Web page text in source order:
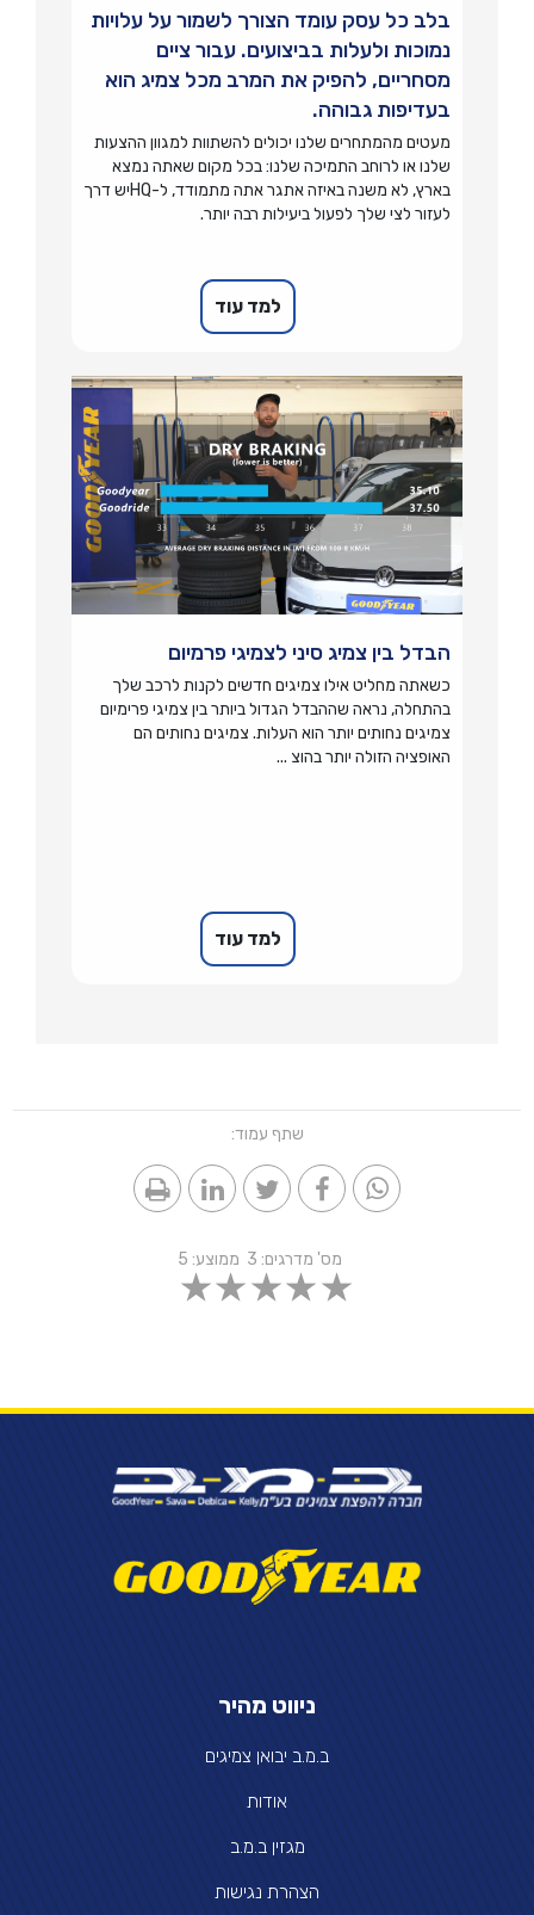
בלב כל עסק עומד הצורך לשמור על עלויות
נמוכות ולעלות בביצועים. עבור ציים
מסחריים, להפיק את המרב מכל צמיג הוא
בעדיפות גבוהה.
מעטים מהמתחרים שלנו יכולים להשתוות למגוון ההצעות
שלנו או לרוחב התמיכה שלנו: בכל מקום שאתה נמצא
בארץ, לא משנה באיזה אתגר אתה מתמודד, ל-HQיש דרך
לעזור לצי שלך לפעול ביעילות רבה יותר.
למד עוד
הבדל בין צמיג סיני לצמיגי פרמיום
כשאתה מחליט אילו צמיגים חדשים לקנות לרכב שלך
בהתחלה, נראה שההבדל הגדול ביותר בין צמיגי פרימיום
צמיגים נחותים יותר הוא העלות. צמיגים נחותים הם
האופציה הזולה יותר בהוצ ...
למד עוד
שתף עמוד:
מס' מדרגים: 3 ממוצע: 5
ניווט מהיר
ב.מ.ב יבואן צמיגים
אודות
מגזין ב.מ.ב
הצהרת נגישות